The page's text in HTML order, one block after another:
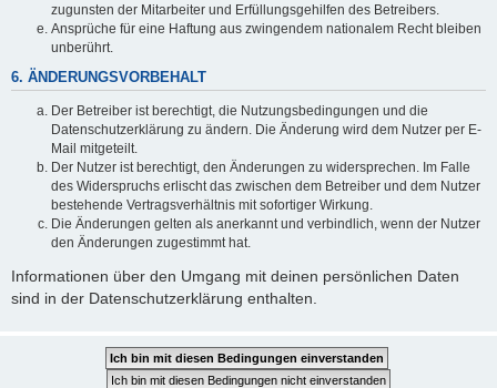
zugunsten der Mitarbeiter und Erfüllungsgehilfen des Betreibers.
Ansprüche für eine Haftung aus zwingendem nationalem Recht bleiben
unberührt.
6. ÄNDERUNGSVORBEHALT
Der Betreiber ist berechtigt, die Nutzungsbedingungen und die
Datenschutzerklärung zu ändern. Die Änderung wird dem Nutzer per E-
Mail mitgeteilt.
Der Nutzer ist berechtigt, den Änderungen zu widersprechen. Im Falle
des Widerspruchs erlischt das zwischen dem Betreiber und dem Nutzer
bestehende Vertragsverhältnis mit sofortiger Wirkung.
Die Änderungen gelten als anerkannt und verbindlich, wenn der Nutzer
den Änderungen zugestimmt hat.
Informationen über den Umgang mit deinen persönlichen Daten
sind in der Datenschutzerklärung enthalten.